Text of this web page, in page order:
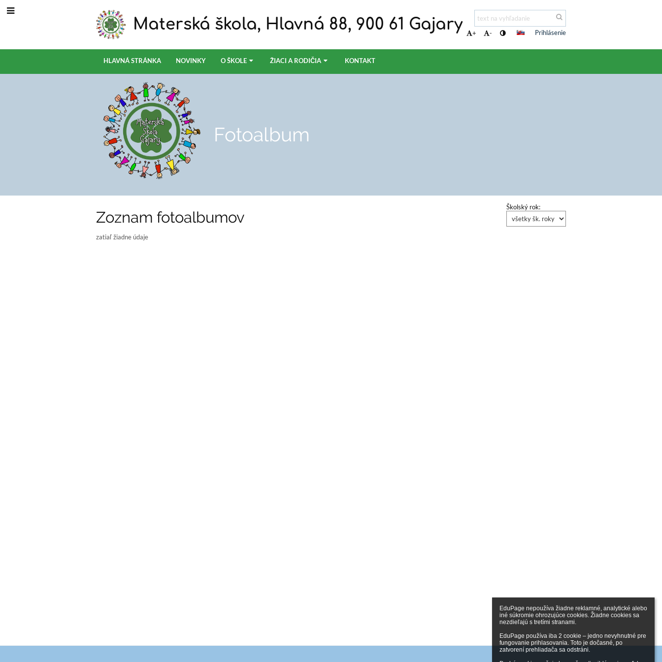
EduPage nepoužíva žiadne reklamné, analytické alebo
iné súkromie ohrozujúce cookies. Žiadne cookies sa
nezdieľajú s tretími stranami.
EduPage používa iba 2 cookie – jedno nevyhnutné pre
fungovanie prihlasovania. Toto je dočasné, po
zatvorení prehliadača sa odstráni.
Materská škola, Hlavná 88, 900 61 Gajary + - Prihlásenie
HLAVNÁ STRÁNKA NOVINKY O ŠKOLE ŽIACI A RODIČIA KONTAKT
Fotoalbum
Fotoalbum
Zoznam fotoalbumov
Školský rok:
zatiaľ žiadne údaje